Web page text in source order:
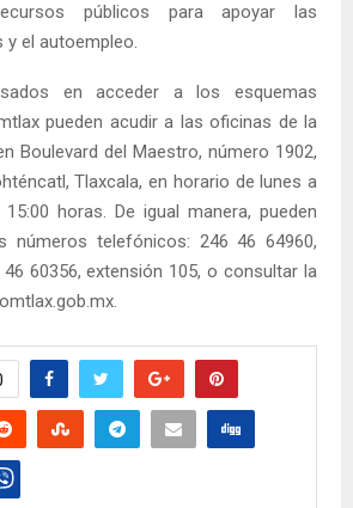
públicos para apoyar las
el autoempleo.
en acceder a los esquemas
pueden acudir a las oficinas de la
Boulevard del Maestro, número 1902,
Tlaxcala, en horario de lunes a
horas. De igual manera, pueden
números telefónicos: 246 46 64960,
60356, extensión 105, o consultar la